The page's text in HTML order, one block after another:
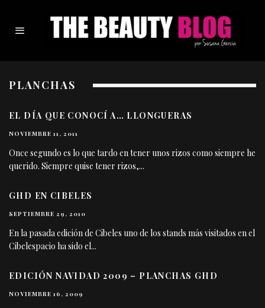
PLANCHAS
EL DÍA QUE CONOCÍ A… LLONGUERAS
NOVIEMBRE 11, 2011
Once segundo es lo que tardo en tener unos rizos como siempre he
querido. Siempre quise tener rizos,...
GHD EN CIBELES
SEPTIEMBRE 29, 2010
En la pasada edición de Cibeles uno de los stands más visitados en el
Cibelespacio ha sido el...
EDICIÓN NAVIDAD 2009 – PLANCHAS GHD
NOVIEMBRE 16, 2009